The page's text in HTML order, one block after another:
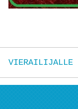
VIERAILIJALLE